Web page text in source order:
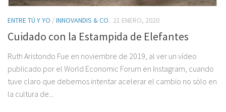
ENTRE TÚ Y YO /INNOVANDIS & CO. 21 ENERO, 2020
Cuidado con la Estampida de Elefantes
Ruth Aristondo Fue en noviembre de 2019, al ver un vídeo
publicado por el World Economic Forum en Instagram, cuando
tuve claro que debemos intentar acelerar el cambio no sólo en
la cultura de...